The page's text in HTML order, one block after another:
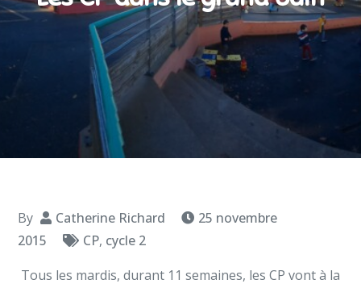
By Catherine Richard
25 novembre
2015
CP, cycle 2
Tous les mardis, durant 11 semaines, les CP vont à la